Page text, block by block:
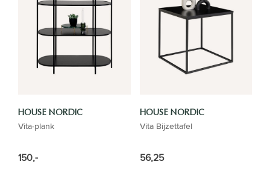
HOUSE NORDIC
Vita-plank
150,-
HOUSE NORDIC
Vita Bijzettafel
56,25